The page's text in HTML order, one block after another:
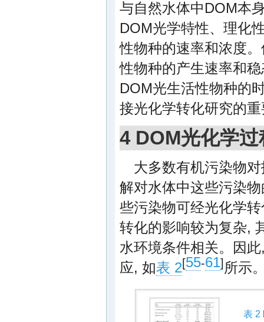
与自然水体中DOM本
DOM光学特性、理化
性物种的速率和浓度
性物种的产生速率和
DOM光生活性物种的
接光化学转化研究的
4 DOM光化学
大多数有机污染物
解对水体中这些污染
些污染物可经光化学
转化的影响较为复杂,
水环境条件相关。因
应, 如表 2[55-61] 所示
表 2